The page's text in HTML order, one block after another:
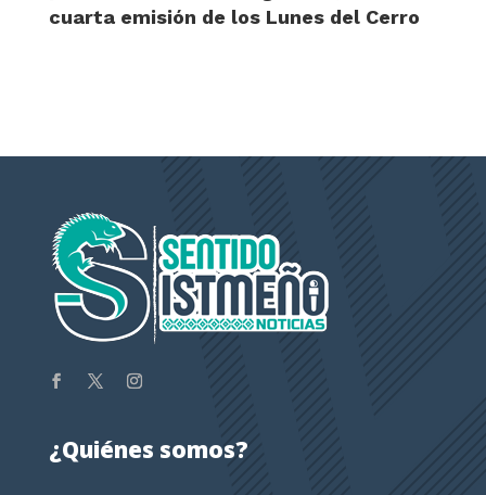
cuarta emisión de los Lunes del Cerro
¿Quiénes somos?